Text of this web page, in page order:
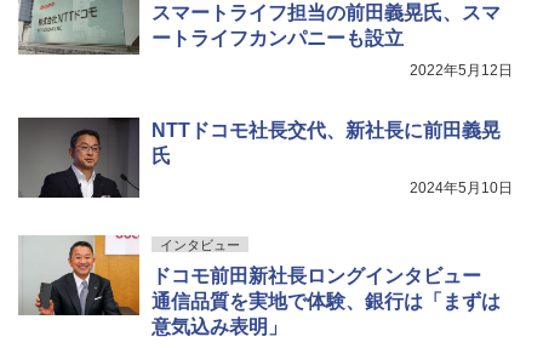
スマートライフ担当の前田義晃氏、スマ
ートライフカンパニーも設立
2022年5月12日
NTTドコモ社長交代、新社長に前田義晃
氏
2024年5月10日
インタビュー
ドコモ前田新社長ロングインタビュー
通信品質を実地で体験、銀行は「まずは
意気込み表明」